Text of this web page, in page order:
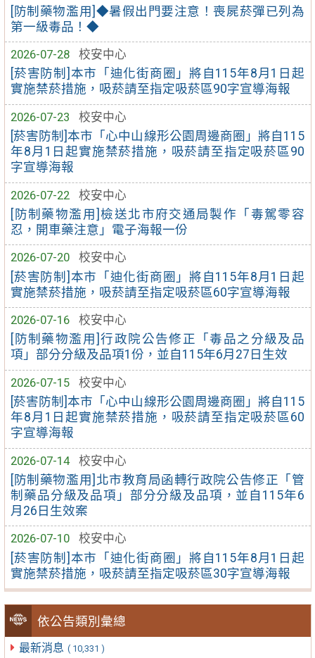
[防制藥物濫用]◆暑假出門要注意！喪屍菸彈已列為
第一級毒品！◆
2026-07-28
校安中心
[菸害防制]本市「迪化街商圈」將自115年8月1日起
實施禁菸措施，吸菸請至指定吸菸區90字宣導海報
2026-07-23
校安中心
[菸害防制]本市「心中山線形公園周邊商圈」將自115
年8月1日起實施禁菸措施，吸菸請至指定吸菸區90
字宣導海報
2026-07-22
校安中心
[防制藥物濫用]檢送北市府交通局製作「毒駕零容
忍，開車藥注意」電子海報一份
2026-07-20
校安中心
[菸害防制]本市「迪化街商圈」將自115年8月1日起
實施禁菸措施，吸菸請至指定吸菸區60字宣導海報
2026-07-16
校安中心
[防制藥物濫用]行政院公告修正「毒品之分級及品
項」部分分級及品項1份，並自115年6月27日生效
2026-07-15
校安中心
[菸害防制]本市「心中山線形公園周邊商圈」將自115
年8月1日起實施禁菸措施，吸菸請至指定吸菸區60
字宣導海報
2026-07-14
校安中心
[防制藥物濫用]北市教育局函轉行政院公告修正「管
制藥品分級及品項」部分分級及品項，並自115年6
月26日生效案
2026-07-10
校安中心
[菸害防制]本市「迪化街商圈」將自115年8月1日起
實施禁菸措施，吸菸請至指定吸菸區30字宣導海報
依公告類別彙總
最新消息 ( 10,331 )